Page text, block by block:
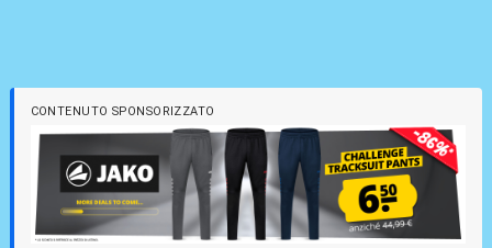
CONTENUTO SPONSORIZZATO